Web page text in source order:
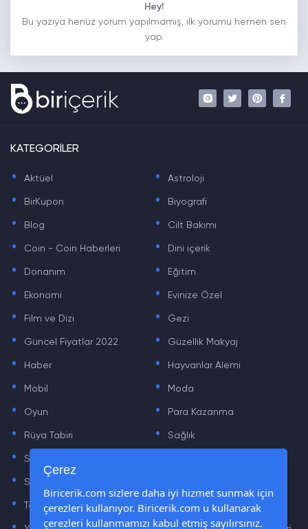
Hey!
Bu yazıya henüz yorum yapılmamış, ilk yorumu hemen sen
yap.
KATEGORİLER
. Aktüel . Astroloji
. BirKupon . Biyografi
. Blog . Cilt Bakımı
. Coin - Coin Haberleri . Dini içerik
. Donanım . Eğitim
. Ekonomi . Evinize Özel
. Film ve Dizi . Gezi
. Güncel Fiyatlar 2022 . Güzellik Makyaj
. Haber . Hayvanlar Alemi
. Mobil . Moda
. Oyun . Para Kazanma
. Rüya Tabiri . Sağlık
. Sinema .
. Sözler
. Teknoloji Haberleri . Yaşam
. .
Çerez
Biricerik.com sizlere daha iyi hizmet sunmak için
çerezleri kullanıyor. Biricerik.com u kullanarak
çerezleri kullanmamızı kabul etmiş sayılırsınız.